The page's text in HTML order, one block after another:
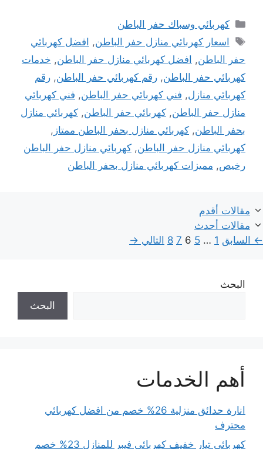
التصنيفات
كهربائي وسباك حفر الباطن
الوسوم
اسعار كهربائي منازل حفر الباطن, افضل كهربائي
حفر الباطن, افضل كهربائي منازل حفر الباطن, خدمات
كهربائي حفر الباطن, رقم كهربائي حفر الباطن, رقم
كهربائي منازل, فني كهربائي حفر الباطن, فني كهربائي
منازل حفر الباطن, كهربائي حفر الباطن, كهربائي منازل
بحفر الباطن, كهربائي منازل بحفر الباطن ممتاز ,
كهربائي منازل حفر الباطن, كهربائي منازل حفر الباطن
رخيص, مميزات كهربائي منازل بحفر الباطن
مقالات أقدم
مقالات أحدث
← السابق Page
1
…
Page
5
Page
6
Page
7
Page
8 التالي →
البحث
البحث
أهم الخدمات
انارة حدائق منزلية 26% خصم من افضل كهربائي
محترف
كهربائي تيار خفيف كهربائي فيبر للمنازل 23% خصم